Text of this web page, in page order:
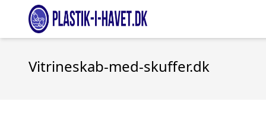
Vitrineskab-med-skuffer.dk